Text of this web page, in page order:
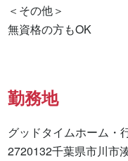
＜その他＞
無資格の方もOK
勤務地
グッドタイムホーム・
2720132千葉県市川市